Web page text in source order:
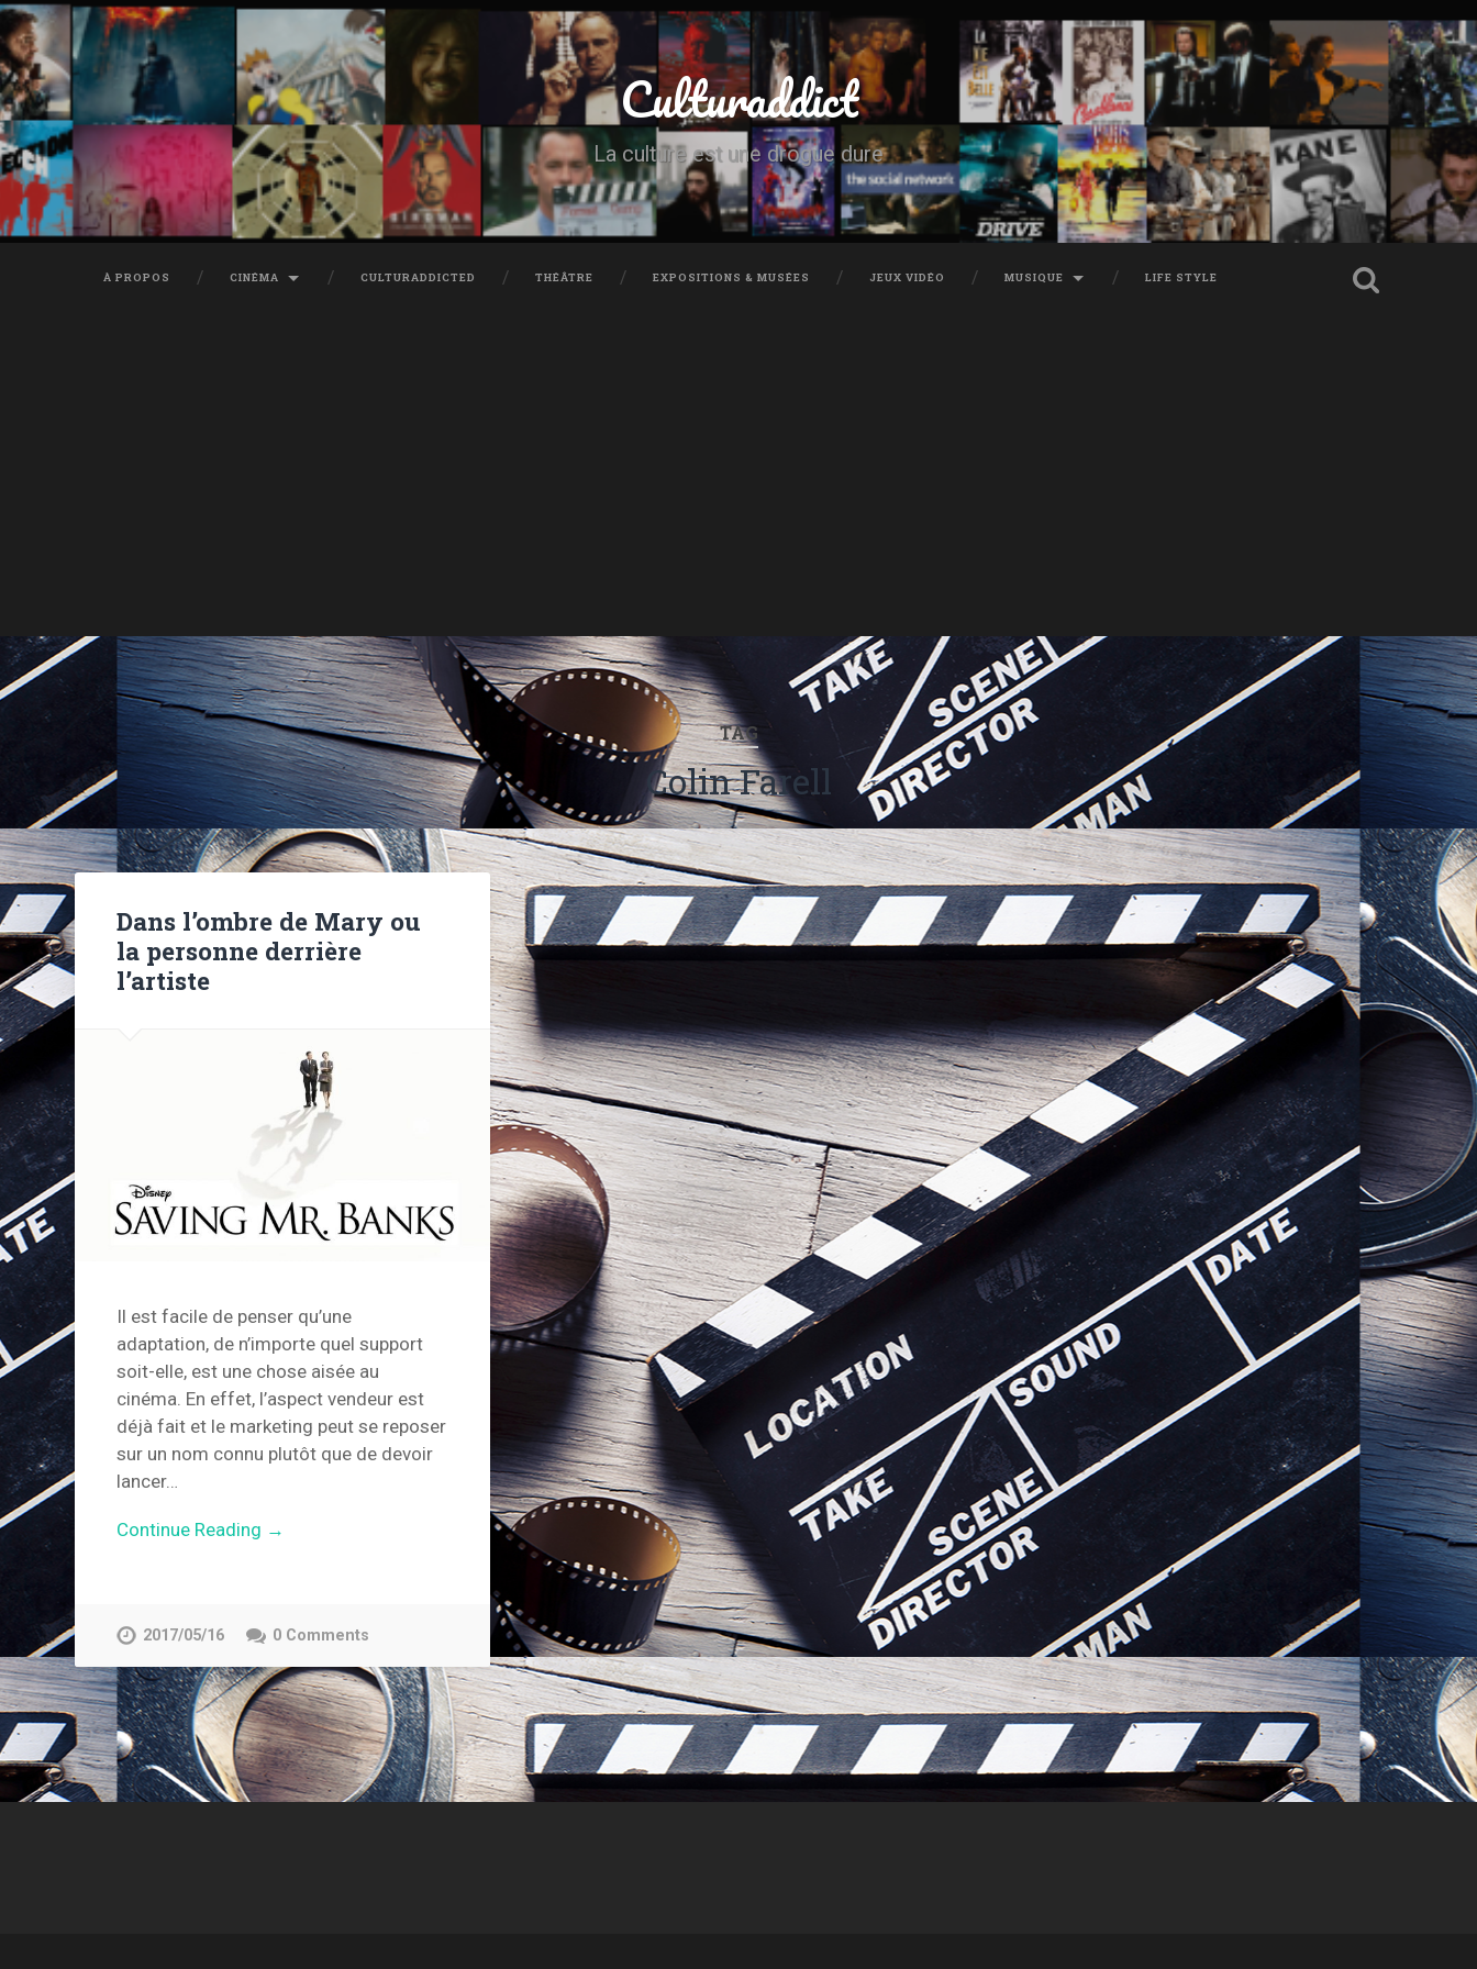
Culturaddict
La culture est une drogue dure
À PROPOS CINÉMA CULTURADDICTED THÉÂTRE EXPOSITIONS & MUSÉES JEUX VIDÉO MUSIQUE LIFE STYLE
TAG
Colin Farell
Dans l’ombre de Mary ou
la personne derrière
l’artiste
Il est facile de penser qu’une
adaptation, de n’importe quel support
soit-elle, est une chose aisée au
cinéma. En effet, l’aspect vendeur est
déjà fait et le marketing peut se reposer
sur un nom connu plutôt que de devoir
lancer…
Continue Reading →
2017/05/16 0 Comments